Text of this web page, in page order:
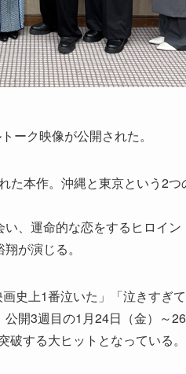
ーク映像が公開された。
た本作。沖縄と東京という2
、運命的な恋をするヒロイ
が演じる。
史上1番泣いた」「泣きすぎ
開3週目の1月24日（金）～
する大ヒットとなっている。